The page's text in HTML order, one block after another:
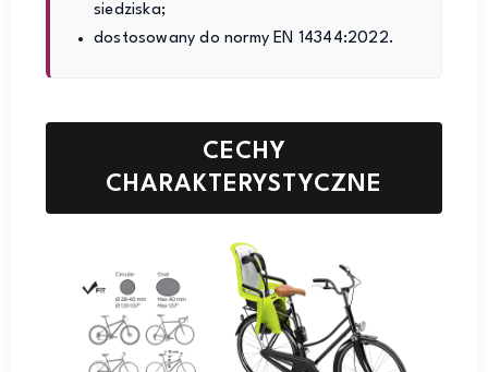
siedziska;
dostosowany do normy EN 14344:2022.
CECHY
CHARAKTERYSTYCZNE